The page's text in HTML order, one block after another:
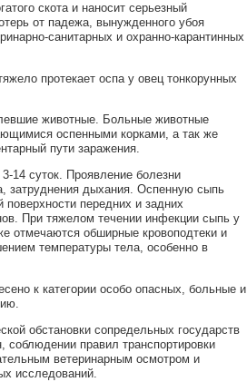
скота и наносит серьезный
от падежа, вынужденного убоя
санитарных и охранно-карантинных
протекает оспа у овец тонкорунных
животные. Больные животные
оспенными корками, а так же
пути заражения.
14 суток. Проявление болезни
затруднения дыхания. Оспенную сыпь
передних и задних
При тяжелом течении инфекции сыпь у
отмечаются обширные кровоподтеки и
температуры тела, особенно в
к категории особо опасных, больные и
обстановки сопредельных государств
соблюдении правил транспортировки
ветеринарным осмотром и
исследований.